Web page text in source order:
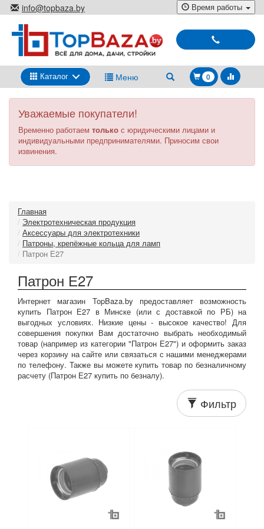
Перейти
к
основному
содержанию
Время работы
info@topbaza.by
г.Минск, ул. Радиальная, 40,
каб. 707-5
Выбирай
ипокупай
Каталог Меню 0
Уважаемые покупатели!
Временно работаем только с юридическими лицами и
индивидуальными предпринимателями. Приносим свои
извинения.
Главная
Электротехническая продукция
Аксессуары для электротехники
Патроны, крепёжные кольца для ламп
Патрон Е27
Патрон Е27
Интернет магазин TopBaza.by предоставляет возможность
купить Патрон Е27 в Минске (или с доставкой по РБ) на
выгодных условиях. Низкие цены - высокое качество! Для
совершения покупки Вам достаточно выбрать необходимый
товар (например из категории "Патрон Е27") и оформить заказ
через корзину на сайте или связаться с нашими менеджерами
по телефону. Также вы можете купить товар по безналичному
расчету (Патрон Е27 купить по безналу).
Фильтр